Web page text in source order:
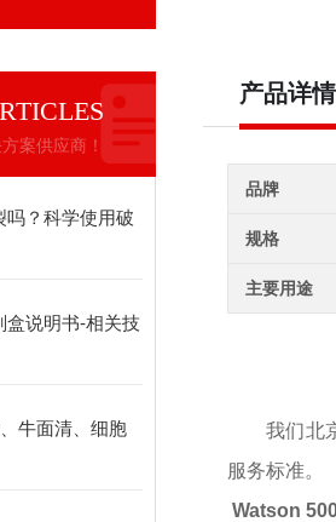
案供应商！
吗？科学使用破
盒说明书-相关技
牛面清、细胞
产品详情
品牌
规格
主要用途
我们北
服务标准。
Watson